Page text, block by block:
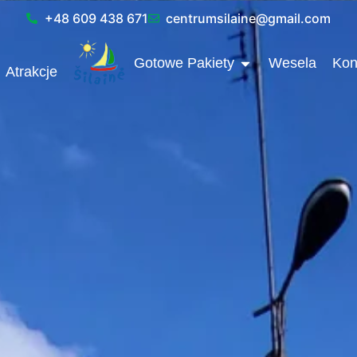
+48 609 438 671 centrumsilaine@gmail.com
Atrakcje
Gotowe Pakiety OPEN GOTOWE
Wesela